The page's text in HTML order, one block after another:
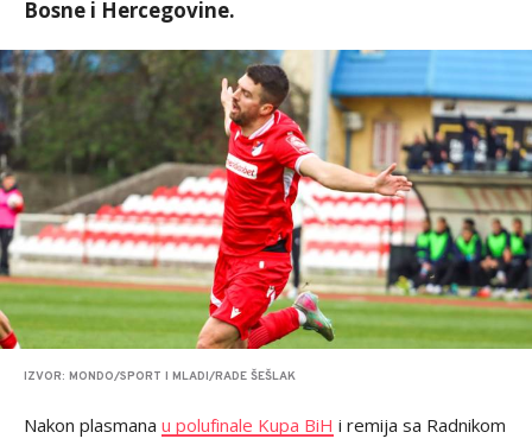
Bosne i Hercegovine.
IZVOR: MONDO/SPORT I MLADI/RADE ŠEŠLAK
Nakon plasmana u polufinale Kupa BiH i remija sa Radnikom